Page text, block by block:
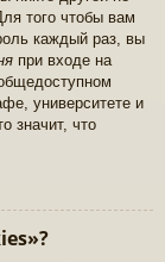
того чтобы вам
каждый раз, вы
при входе на
университете и
значит, что